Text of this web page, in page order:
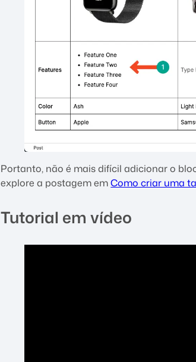
Portanto, não é mais difícil adicionar o
explore a postagem emComo criar uma
Tutorial em vídeo